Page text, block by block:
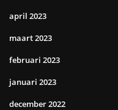
april 2023
maart 2023
februari 2023
januari 2023
december 2022